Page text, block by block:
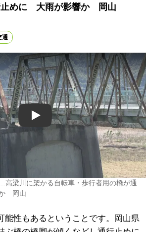
止めに 大雨が影響か 岡山
通
Play
高梁川に架かる自転車・歩行者用の橋が通
岡山
性もあるということです。岡山県